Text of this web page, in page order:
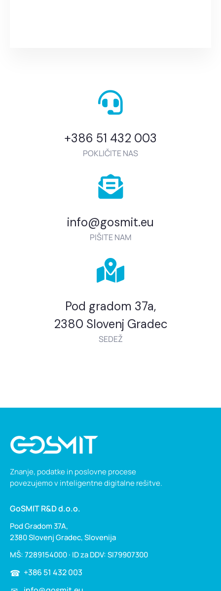
+386 51 432 003
POKLIČITE NAS
info@gosmit.eu
PIŠITE NAM
Pod gradom 37a,
2380 Slovenj Gradec
SEDEŽ
Znanje, podatke in poslovne procese
povezujemo v inteligentne digitalne rešitve.
GoSMIT R&D d.o.o.
Pod Gradom 37A,
2380 Slovenj Gradec, Slovenija
MŠ: 7289154000 · ID za DDV: SI79907300
+386 51 432 003